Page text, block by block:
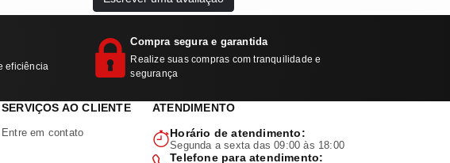
eficiência
Compra segura e garantida
Realize suas compras com tranquilidade e
segurança
SERVIÇOS AO CLIENTE
Entre em contato
ATENDIMENTO
Horário de atendimento:
Segunda a sexta das 09:00 às 18:00
Telefone para atendimento: